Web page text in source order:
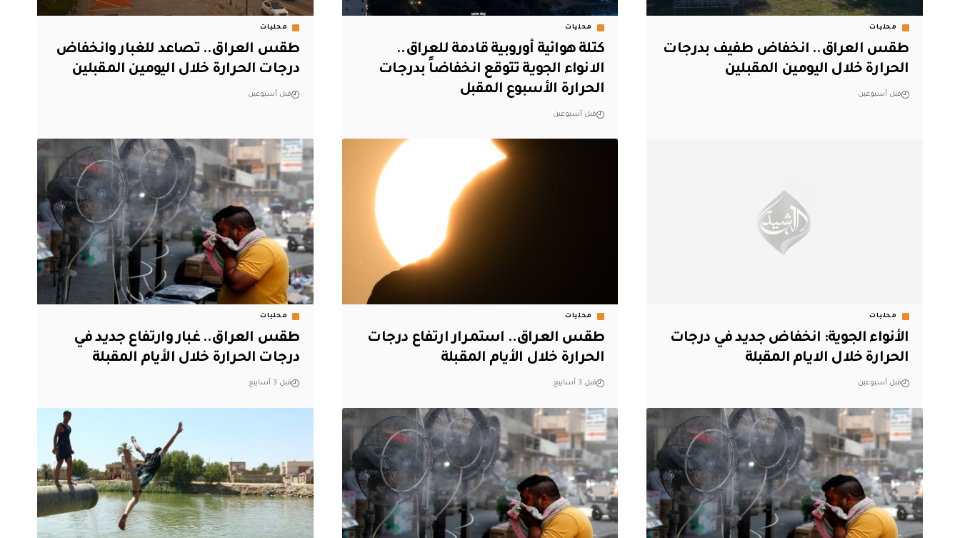
محليات
طقس العراق.. انخفاض طفيف بدرجات
الحرارة خلال اليومين المقبلين
قبل أسبوعين
محليات
كتلة هوائية أوروبية قادمة للعراق..
الانواء الجوية تتوقع انخفاضاً بدرجات
الحرارة الأسبوع المقبل
قبل أسبوعين
محليات
طقس العراق.. تصاعد للغبار وانخفاض
درجات الحرارة خلال اليومين المقبلين
قبل أسبوعين
محليات
الأنواء الجوية: انخفاض جديد في درجات
الحرارة خلال الايام المقبلة
قبل أسبوعين
محليات
طقس العراق.. استمرار ارتفاع درجات
الحرارة خلال الأيام المقبلة
قبل 3 أسابيع
محليات
طقس العراق.. غبار وارتفاع جديد في
درجات الحرارة خلال الأيام المقبلة
قبل 3 أسابيع